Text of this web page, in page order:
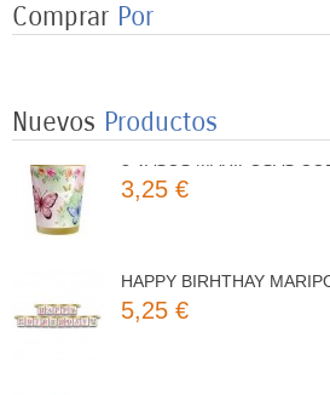
Comprar Por
Nuevos Productos
8 PLATOS MARIPOSAS
8 VASOS MARIPOSAS
3,25 €
5,25 €